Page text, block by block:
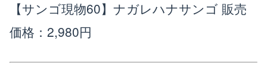
【サンゴ現物60】ナガレハナサンゴ 販売
価格：2,980円